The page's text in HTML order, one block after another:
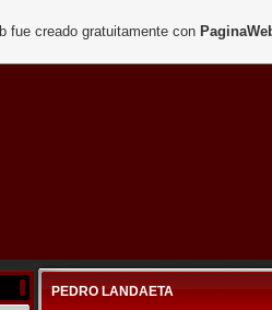
PEDRO LANDAETA
fue creado gratuitamente con